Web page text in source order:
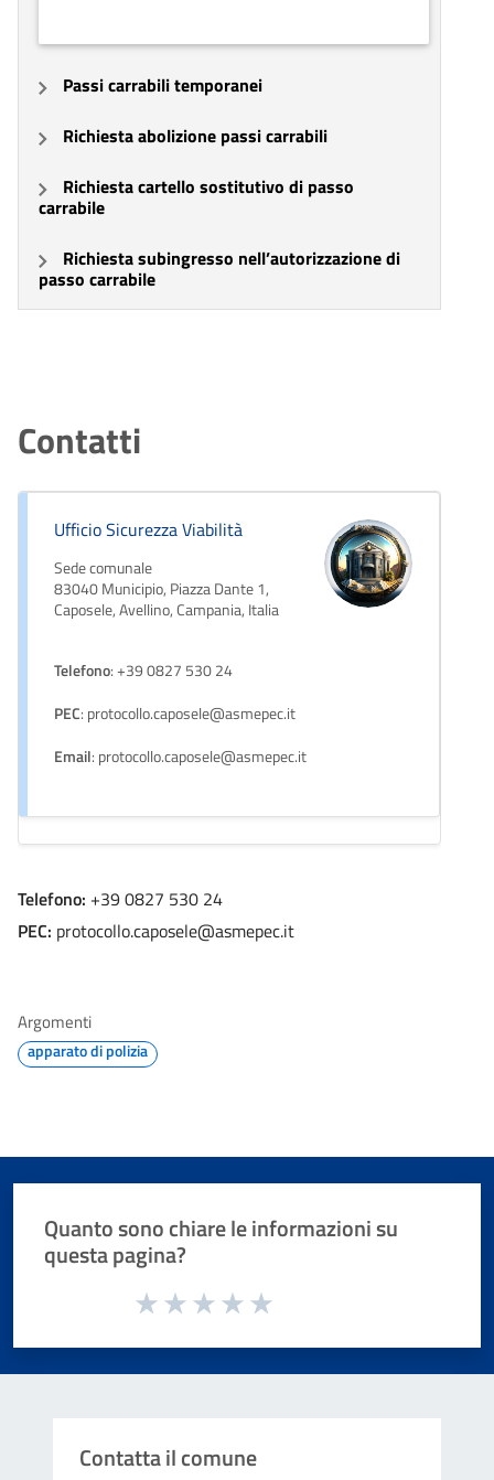
Passi carrabili temporanei
Richiesta abolizione passi carrabili
Richiesta cartello sostitutivo di passo
carrabile
Richiesta subingresso nell’autorizzazione di
passo carrabile
Contatti
Ufficio Sicurezza Viabilità
Sede comunale
83040 Municipio, Piazza Dante 1,
Caposele, Avellino, Campania, Italia
Telefono: +39 0827 530 24
PEC: protocollo.caposele@asmepec.it
Email: protocollo.caposele@asmepec.it
Telefono: +39 0827 530 24
PEC: protocollo.caposele@asmepec.it
Argomenti
apparato di polizia
Quanto sono chiare le informazioni su
questa pagina?
Valuta da 1 a 5 stelle la pagina
Contatta il comune